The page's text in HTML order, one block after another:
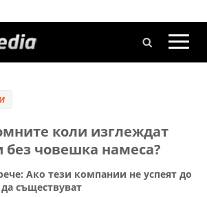
коли изглеждат
човешка намеса?
Ако тези компании не успеят до
съществуват